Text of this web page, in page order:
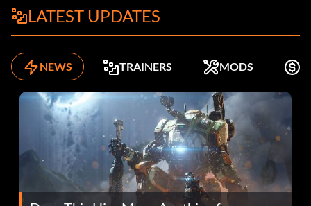
LATEST UPDATES
NEWS TRAINERS MODS